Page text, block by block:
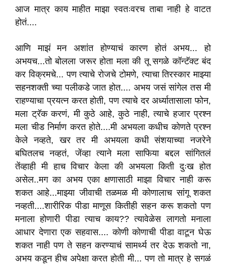
आज मात्र काय माहीत माझा स्वतःवरच ताबा नाही हे वाटत
होतं....
आणि माझं मन अशांत होण्याचं कारण होतं अभय... हो
अभयच...तो बोलला जरूर होता मला की तू सगळे कॉन्टॅक्ट बंद
कर विक्रमचे... पण त्याचे रोजचे टोमणे, त्याचा तिरस्कार माझ्या
सहनशक्ती च्या पलीकडे जात होत.... अभय जसं सांगेल तस मी
राहण्याचा प्रयत्न करत होती, पण त्याचे दर अर्ध्यातासाला फोन,
मला ट्रॅक करणं, मी कुठे आहे, कुठे नाही, त्याचे हजार प्रश्न
मला चीड निर्माण करत होते....मी अभयला कधीच कोणते प्रश्न
केले नव्हते, खर तर मी अभयला कधी संशयाच्या नजरेने
बघितलच नव्हतं, जेंव्हा त्याने मला साफिया बद्दल सांगितलं
तेंव्हाही मी हाच विचार केला की अभयला किती दुःख होत
असेल..मग का अभय एका क्षणासाठी माझा विचार नाही करू
शकत आहे...माझ्या जीवाची तळमळ मी कोणालाच सांगू शकत
नव्हती....शारीरिक पीडा माणूस कितीही सहन करू शकतो पण
मनाला होणारी पीडा त्याच काय?? त्यावेळेस लागतो मनाला
आधार देणारा एक सहवास.... कोणी कोणाची पीडा वाटून घेऊ
शकत नाही पण ते सहन करण्याचं सामर्थ्य तर देऊ शकतो ना,
अभय कडून हीच अपेक्षा करत होती मी... पण तो मात्र हे सगळं